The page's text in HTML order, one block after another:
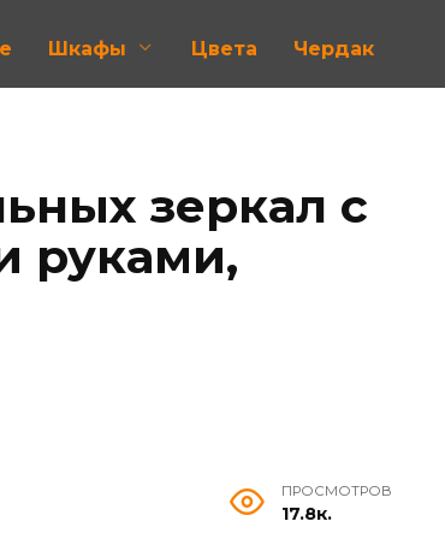
Шкафы Цвета Чердак
зеркал с
руками,
ПРОСМОТРОВ
17.8к.